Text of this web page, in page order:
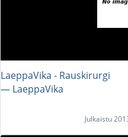
LaeppaVika - Rauskirurgi
― LaeppaVika
Julkaistu